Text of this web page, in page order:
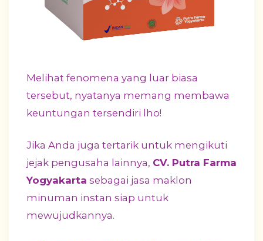
Melihat fenomena yang luar biasa
tersebut, nyatanya memang membawa
keuntungan tersendiri lho!
Jika Anda juga tertarik untuk mengikuti
jejak pengusaha lainnya, CV. Putra Farma
Yogyakarta sebagai jasa maklon
minuman instan siap untuk
mewujudkannya.